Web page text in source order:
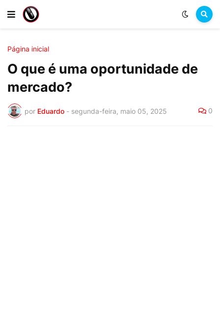
Página inicial
O que é uma oportunidade de
mercado?
por Eduardo - segunda-feira, maio 05, 2025 0